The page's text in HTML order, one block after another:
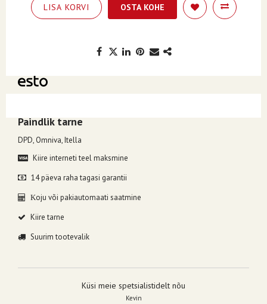
LISA KORVI OSTA KOHE
Paindlik tarne
DPD, Omniva, Itella
Kiire interneti teel maksmine
14 päeva raha tagasi garantii
Koju või pakiautomaati saatmine
Kiire tarne
Suurim tootevalik
Küsi meie spetsialistidelt nõu
Kevin